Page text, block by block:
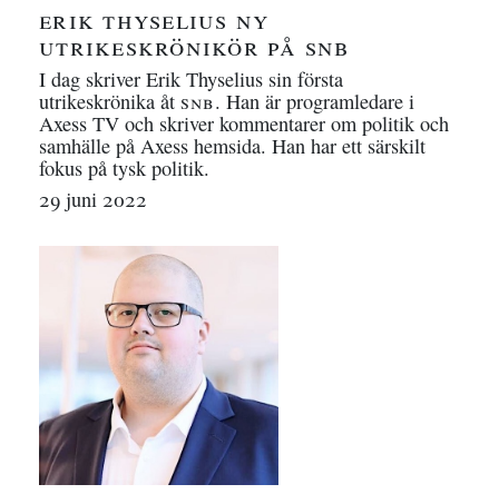
erik thyselius ny
utrikeskrönikör på snb
I dag skriver Erik Thyselius sin första
utrikeskrönika åt snb. Han är programledare i
Axess TV och skriver kommentarer om politik och
samhälle på Axess hemsida. Han har ett särskilt
fokus på tysk politik.
29 juni 2022